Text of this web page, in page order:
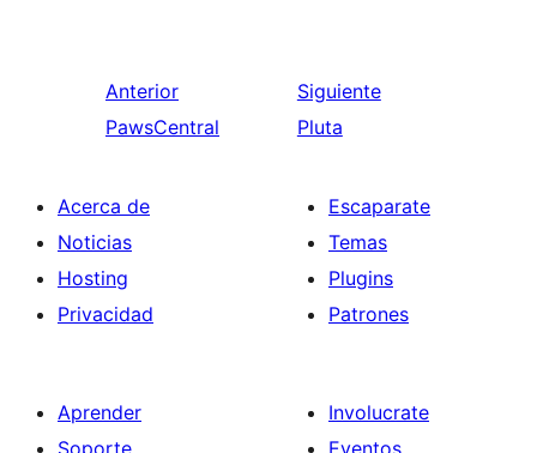
Anterior
PawsCentral
Siguiente
Pluta
Acerca de
Noticias
Hosting
Privacidad
Escaparate
Temas
Plugins
Patrones
Aprender
Involucrate